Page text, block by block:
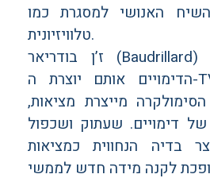
האנושי למסגרת כמו
טלוויזיונית.
ז’ן בודריאר (Baudrillard) ממשיג את עולם
הדימויים אותם יוצרת ה-TV כעידן חדש –
מייצרת מציאות,
דימויים. שעתוק ושכפול
בדיה הנחווית כמציאות